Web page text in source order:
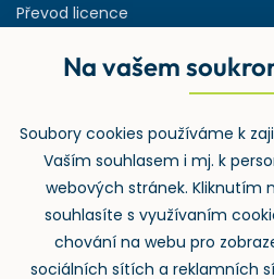
Převod licence
Rejstřík používaných zkratek v
Zpětný odběr
Na vašem
Soubory cookies používáme k
Vaším souhlasem i mj. k
webových stránek. Kliknutím
souhlasíte s využívaním
chování na webu pro
sociálních sítích a reklamních